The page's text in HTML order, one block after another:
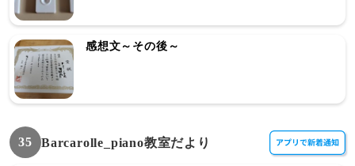
感想文～その後～
35 Barcarolle_piano教室だより